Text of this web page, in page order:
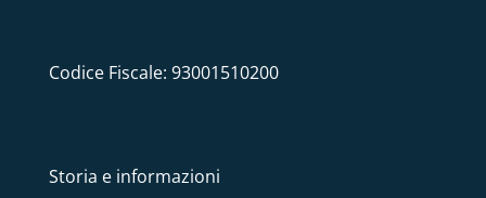
Codice Fiscale: 93001510200
Storia e informazioni